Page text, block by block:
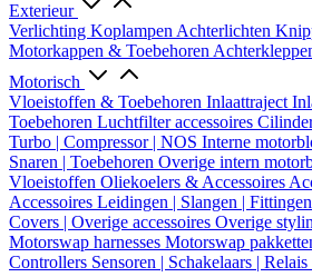
Exterieur
Verlichting Koplampen Achterlichten
Motorkappen & Toebehoren
Motorisch
Vloeistoffen & Toebehoren Inlaattraject
Toebehoren Luchtfilter accessoires
Turbo | Compressor | NOS Interne
Snaren | Toebehoren Overige intern
Vloeistoffen Oliekoelers & Accessoires
Accessoires Leidingen | Slangen | Fittingen
Covers | Overige accessoires Overige
Motorswap harnesses Motorswap
Controllers Sensoren | Schakelaars | Relais